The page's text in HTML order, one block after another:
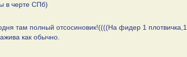
в черте СПб)
там полный отсосиновик!((((На фидер 1
как обычно.